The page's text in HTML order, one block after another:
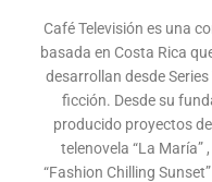
Café Televisión es una
basada en Costa Rica
desarrollan desde
ficción. Desde su
producido proyectos
telenovela “La María”
“Fashion Chilling